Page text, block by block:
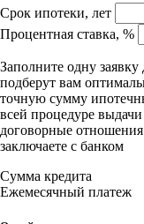
Срок ипотеки, лет
Процентная ставка, %
Заполните одну
подберут вам
точную сумму
всей процедуре
договорные
заключаете с банком
Сумма кредита
Ежемесячный платеж